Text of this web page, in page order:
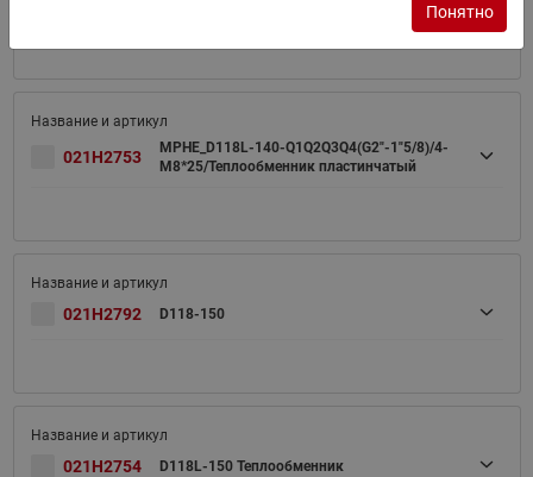
021H2753
MPHE_D118L-140-Q1Q2Q3Q4(G2"-1"5/8)/4-
M8*25/Теплообменник пластинчатый
021H2792 D118-150
021H2754 D118L-150 Теплообменник
Понятно